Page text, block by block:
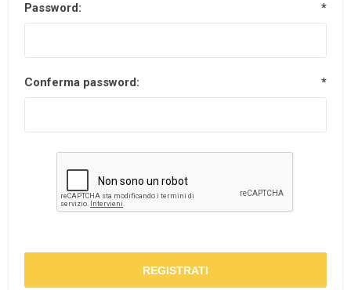
Password: *
Conferma password: *
REGISTRATI